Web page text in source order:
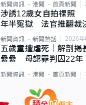
新聞資訊 港聞 首頁新聞
涉誘12歲女自拍祼照
年半冤獄 法官推翻裁
新聞資訊 新聞熱話 2026年
五歲童遭虐死｜解剖揭
纍纍 母認罪判囚22
類案最惡劣
新聞資訊 港聞 首頁新聞